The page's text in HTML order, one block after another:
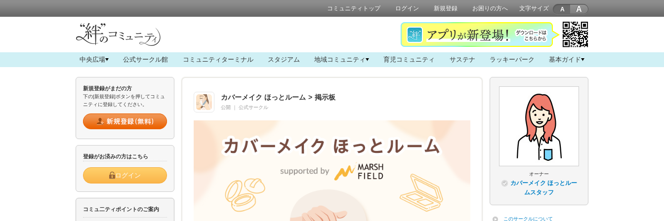
コミュニティトップ ログイン 新規登録 お困りの方へ 文字サイズ A
中央広場 公式サークル館 コミュニティターミナル スタジアム 地域コミュニティ 育児コミュニティ サステナ ラッキーパーク 基本ガイド
新規登録がまだの方
下の[新規登録]ボタンを押してコミュ
ニティに登録してください。
登録がお済みの方はこちら
ログイン
コミュ二ティポイントのご案内
カバーメイク ほっとルーム > 掲示板
公開 公式サークル
オーナー
カバーメイク ほっとルー
ムスタッフ
このサークルについて